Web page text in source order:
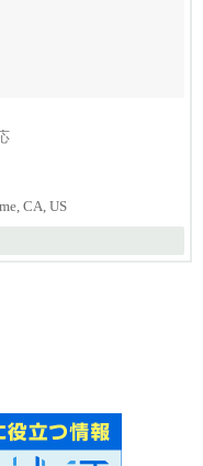
CA, US